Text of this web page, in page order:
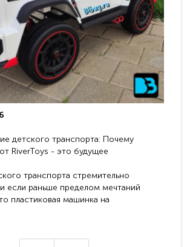
детского транспорта: Почему
RiverToys - это будущее
транспорта стремительно
если раньше пределом мечтаний
пластиковая машинка на